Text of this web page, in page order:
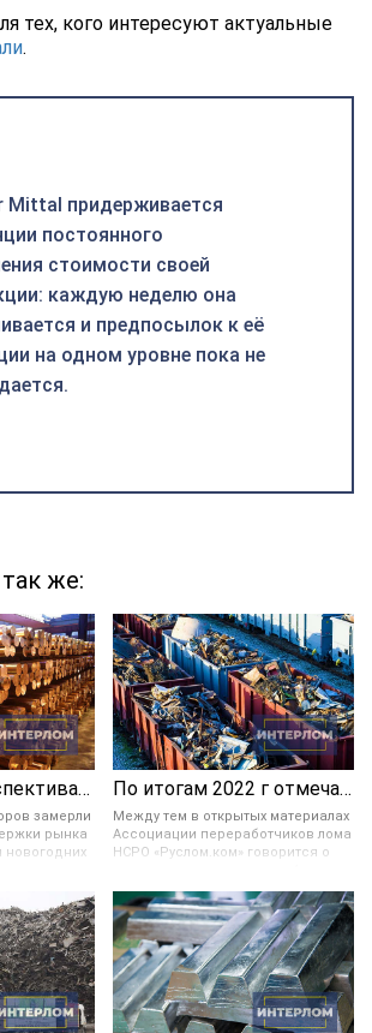
тех, кого интересуют актуальные
.
Mittal придерживается
постоянного
стоимости своей
каждую неделю она
и предпосылок к её
на одном уровне пока не
же:
Открылась перспектива укрепления цветных металлов в цене
замерли
рынка
новогодних
Они
в
доллара,
и
в
По итогам 2022 г отмечается значительное снижение ломозаготовки в России
Между тем в открытых материалах
Ассоциации переработчиков лома
НСРО «Руслом.ком» говорится о
экспорта ломозаготовки в 2030
году. Согласно прогнозируемому
сценарию с 2023 по 2030 год в РФ
можно будет наблюдать
тенденцию увеличения экспорта
лома. И в 2030 году он может
составить 4,3 млн тонн.